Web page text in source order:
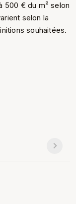
500 € du m² selon
selon la
souhaitées.